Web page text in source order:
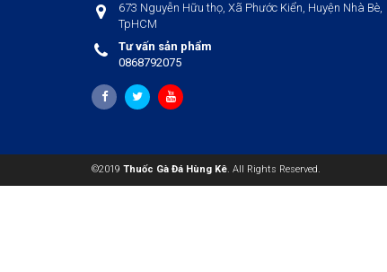
673 Nguyễn Hữu thọ, Xã Phước Kiển, Huyện Nhà Bè,
TpHCM
Tư vấn sản phẩm
0868792075
©2019 Thuốc Gà Đá Hùng Kê. All Rights Reserved.